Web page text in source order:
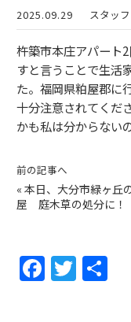
2025.09.29 スタッ
杵築市本庄アパート
すと言うことで生活
た。福岡県粕屋郡に
十分注意されてくだ
かも私は分からない
前の記事へ
« 本日、大分市緑ヶ丘
屋 庭木草の処分に！
F
a
T
w